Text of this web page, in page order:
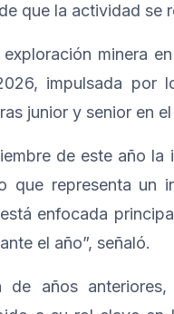
que la actividad se
minera
impulsada
junior y senior en el
de este año la
que representa un
enfocada
el año”, señaló.
de años